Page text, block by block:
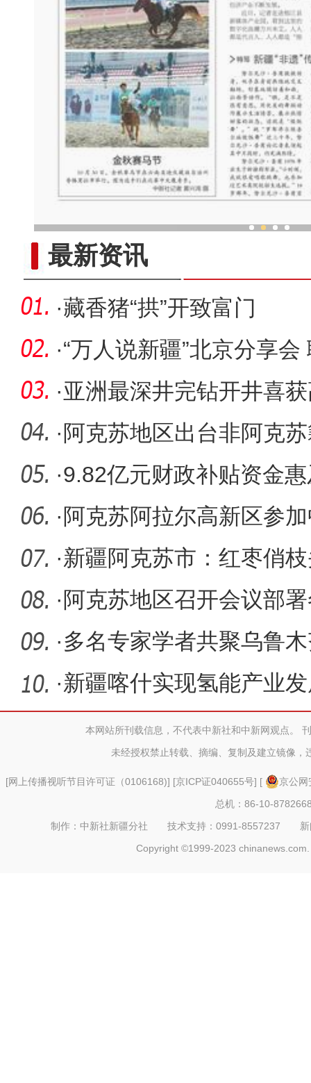
最新资讯
·藏香猪“拱”开致富门
·“万人说新疆”北京分享
·亚洲最深井完钻开井喜
· 阿克苏地区出台非阿克
能人员）
·9.82亿元财政补贴资金
· 阿克苏阿拉尔高新区参
成果交易
·新疆阿克苏市：红枣俏
· 阿克苏地区召开会议部
专项整治
·多名专家学者共聚乌鲁
业高质量
·新疆喀什实现氢能产业
元首批
本网站所刊载信息，不代表中新社和中新网观点。
未经授权禁止转载、摘编、复制及建立镜像，
[网上传播视听节目许可证（0106168)] [京ICP证040655号] [
京公
总机：86-10-
制作：中新社新疆分社 技术支持：0991-8557237
Copyright ©1999-2023